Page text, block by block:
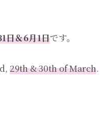
日＆6月1日です。
29th & 30th of March.